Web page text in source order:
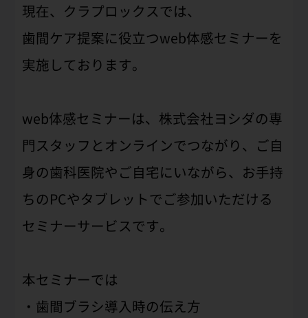
現在、クラプロックスでは、
歯間ケア提案に役立つweb体感セミナーを
実施しております。
web体感セミナーは、株式会社ヨシダの専
門スタッフとオンラインでつながり、ご自
身の歯科医院やご自宅にいながら、お手持
ちのPCやタブレットでご参加いただける
セミナーサービスです。
本セミナーでは
・歯間ブラシ導入時の伝え方